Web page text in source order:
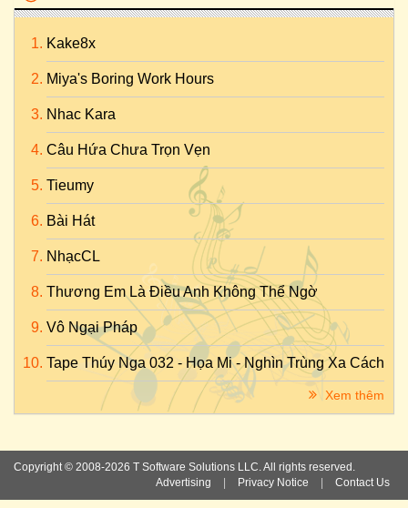
Kake8x
Miya's Boring Work Hours
Nhac Kara
Câu Hứa Chưa Trọn Vẹn
Tieumy
Bài Hát
NhạcCL
Thương Em Là Điều Anh Không Thể Ngờ
Vô Ngại Pháp
Tape Thúy Nga 032 - Họa Mi - Nghìn Trùng Xa Cách
Xem thêm
Copyright © 2008-2026 T Software Solutions LLC. All rights reserved.
Advertising
Privacy Notice Contact Us